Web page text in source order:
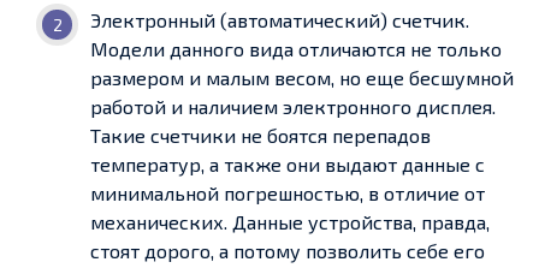
Электронный (автоматический) счетчик.
Модели данного вида отличаются не только
размером и малым весом, но еще бесшумной
работой и наличием электронного дисплея.
Такие счетчики не боятся перепадов
температур, а также они выдают данные с
минимальной погрешностью, в отличие от
механических. Данные устройства, правда,
стоят дорого, а потому позволить себе его